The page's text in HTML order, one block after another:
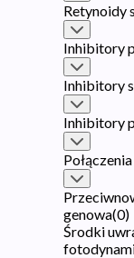
Retynoidy
Inhibitory
Inhibitory
Inhibitory
genowa(0)
Środki